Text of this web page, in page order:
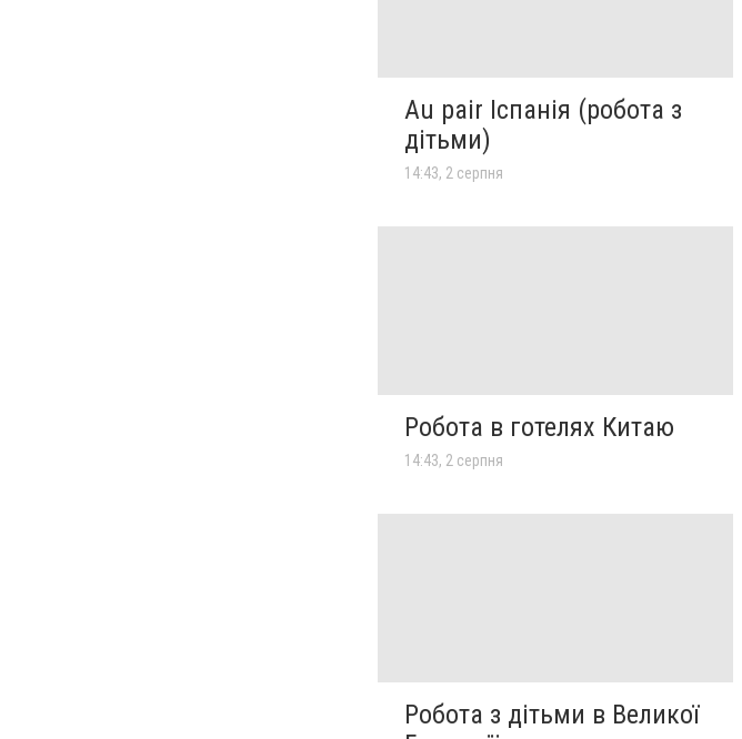
Au pair Іспанія (робота з
дітьми)
14:43, 2 серпня
Робота в готелях Китаю
14:43, 2 серпня
Робота з дітьми в Великої